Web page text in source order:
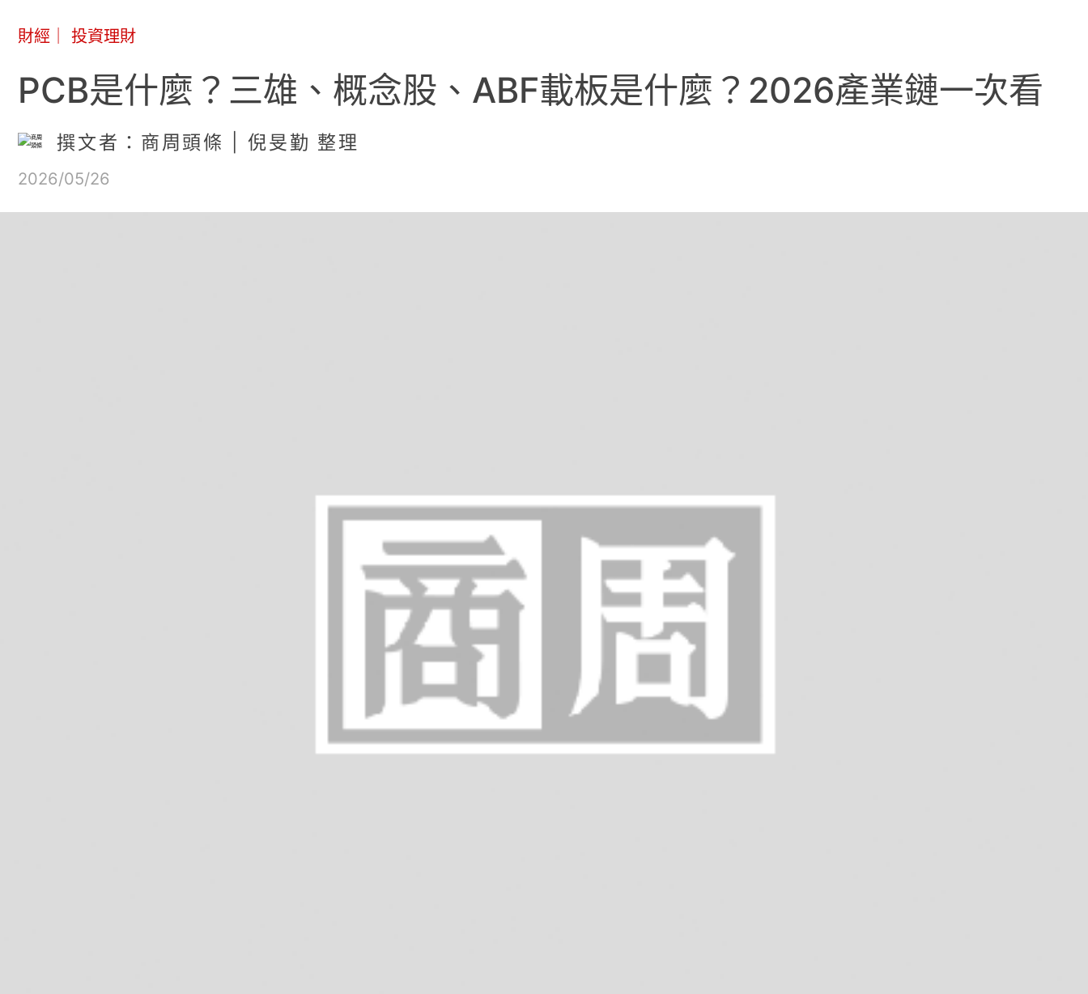
財經 投資理財
PCB是什麼？三雄、概念股、ABF載板是什麼？2026產業鏈一次看
撰文者：商周頭條 | 倪旻勤 整理
2026/05/26